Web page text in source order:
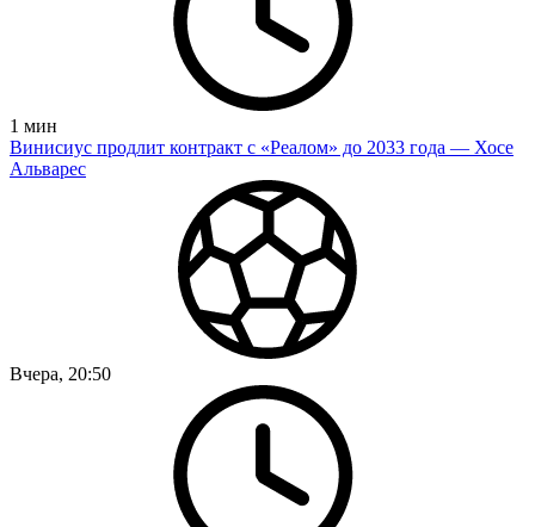
1 мин
Винисиус продлит контракт с «Реалом» до 2033 года — Хосе
Альварес
Вчера, 20:50